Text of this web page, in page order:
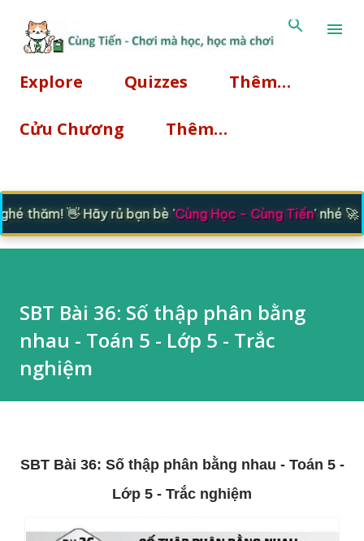
Explore Quizzes Thêm…
Cửu Chương Thêm…
thăm! 👋 Hãy rủ bạn bè 'Cùng Học - Cùng Tiến' nhé 🚀
SBT Bài 36: Số thập phân bằng
nhau - Toán 5 - Lớp 5 - Trắc
nghiệm
SBT Bài 36: Số thập phân bằng nhau - Toán 5 -
Lớp 5 - Trắc nghiệm